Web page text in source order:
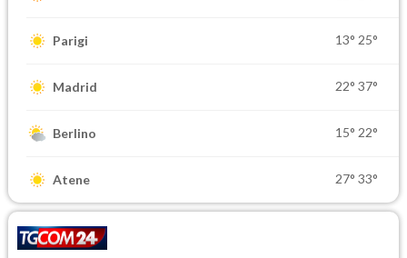
Parigi 13° 25°
Madrid 22° 37°
Berlino 15° 22°
Atene 27° 33°